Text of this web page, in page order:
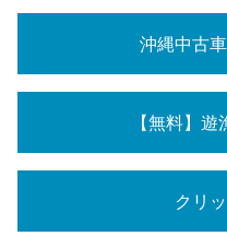
沖縄中古
【無料】
クリ